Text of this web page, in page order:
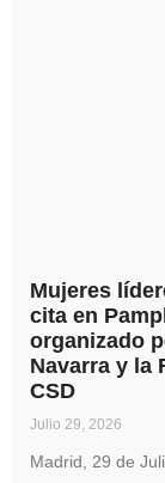
Mujeres
cita en
organizado
Navarra y la
CSD
Julio 29, 2026
Madrid, 29 de